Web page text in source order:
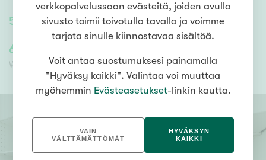
52 /52m² 2h, k, kph
61 500,00 €
Velaton hinta Myyntihinta
verkkopalvelussaan evästeitä, joiden avulla
sivusto toimii toivotulla tavalla ja voimme
tarjota sinulle kiinnostavaa sisältöä.
Voit antaa suostumuksesi painamalla
"Hyväksy kaikki". Valintaa voi muuttaa
myöhemmin Evästeasetukset-linkin kautta.
VAIN
VÄLTTÄMÄTTÖMÄT
HYVÄKSYN
KAIKKI